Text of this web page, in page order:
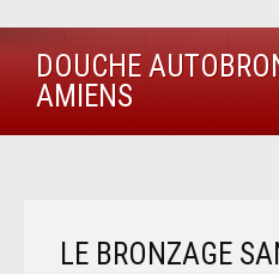
DOUCHE
AMIENS
LE BRONZAGE